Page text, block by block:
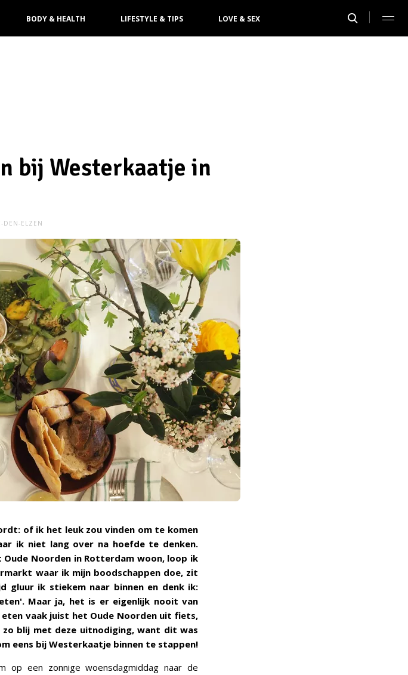
BODY & HEALTH LIFESTYLE & TIPS LOVE & SEX
bij Westerkaatje in
DEN-ELZEN
of ik het leuk zou vinden om te komen
ik niet lang over na hoefde te denken.
Noorden in Rotterdam woon, loop ik
waar ik mijn boodschappen doe, zit
gluur ik stiekem naar binnen en denk ik:
Maar ja, het is er eigenlijk nooit van
vaak juist het Oude Noorden uit fiets,
blij met deze uitnodiging, want dit was
eens bij Westerkaatje binnen te stappen!
op een zonnige woensdagmiddag naar de